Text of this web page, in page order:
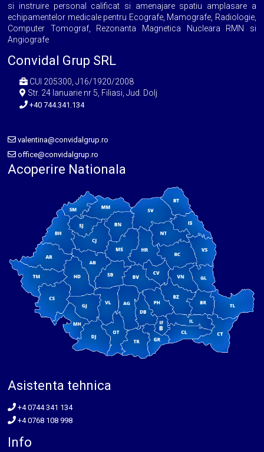
si instruire personal calificat si amenajare spatiu amplasare a
echipamentelor medicale pentru Ecografe, Mamografe, Radiologie,
Computer Tomograf, Rezonanta Magnetica Nucleara RMN si
Angiografe
Convidal Grup SRL
CUI 205300, J16/1920/2008
Str. 24 Ianuarie nr 5, Filiasi, Jud. Dolj
+40 744.341.134
valentina@convidalgrup.ro
office@convidalgrup.ro
Acoperire Nationala
Asistenta tehnica
+4 0744 341 134
+4 0768 108 998
Info